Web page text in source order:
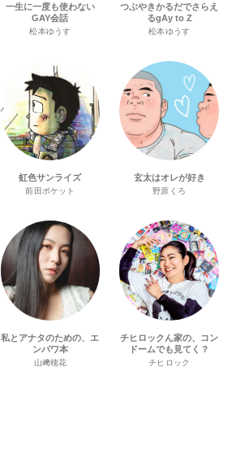
一生に一度も使わない
GAY会話
松本ゆうす
つぶやきかるだでさらえ
るgAy to Z
松本ゆうす
虹色サンライズ
前田ポケット
玄太はオレが好き
野原くろ
私とアナタのための、エ
ンパワ本
山﨑穂花
チヒロックん家の、コン
ドームでも見てく？
チヒロック